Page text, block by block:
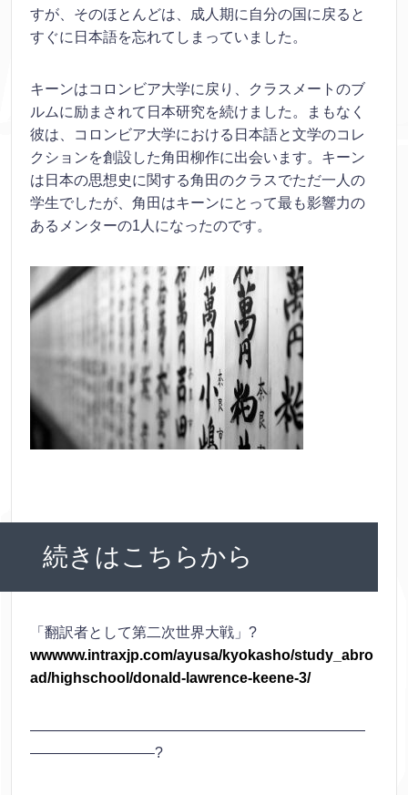
すが、そのほとんどは、成人期に自分の国に戻ると
すぐに日本語を忘れてしまっていました。
キーンはコロンビア大学に戻り、クラスメートのブ
ルムに励まされて日本研究を続けました。まもなく
彼は、コロンビア大学における日本語と文学のコレ
クションを創設した角田柳作に出会います。キーン
は日本の思想史に関する角田のクラスでただ一人の
学生でしたが、角田はキーンにとって最も影響力の
あるメンターの1人になったのです。
続きはこちらから
「翻訳者として第二次世界大戦」?
wwwww.intraxjp.com/ayusa/kyokasho/study_abro
ad/highschool/donald-lawrence-keene-3/
———————————————————————
————————–?